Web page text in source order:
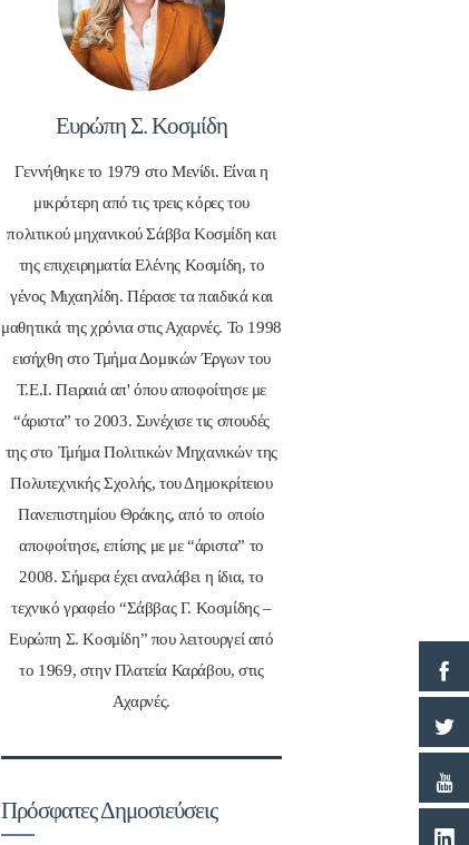
Ευρώπη Σ. Κοσμίδη
Γεννήθηκε το 1979 στο Μενίδι. Είναι η
μικρότερη από τις τρεις κόρες του
πολιτικού μηχανικού Σάββα Κοσμίδη και
της επιχειρηματία Ελένης Κοσμίδη, το
γένος Μιχαηλίδη. Πέρασε τα παιδικά και
μαθητικά της χρόνια στις Αχαρνές. Το 1998
εισήχθη στο Τμήμα Δομικών Έργων του
Τ.Ε.Ι. Πειραιά απ' όπου αποφοίτησε με
“άριστα” το 2003. Συνέχισε τις σπουδές
της στο Τμήμα Πολιτικών Μηχανικών της
Πολυτεχνικής Σχολής, του Δημοκρίτειου
Πανεπιστημίου Θράκης, από το οποίο
αποφοίτησε, επίσης με με “άριστα” το
2008. Σήμερα έχει αναλάβει η ίδια, το
τεχνικό γραφείο “Σάββας Γ. Κοσμίδης –
Ευρώπη Σ. Κοσμίδη” που λειτουργεί από
το 1969, στην Πλατεία Καράβου, στις
Αχαρνές.
Πρόσφατες Δημοσιεύσεις